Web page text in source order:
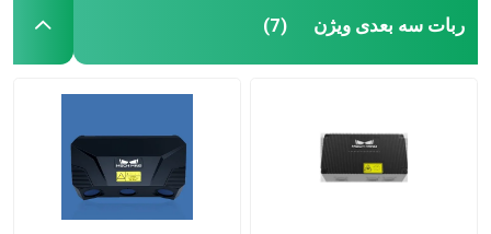
ربات سه بعدی ویژن (7)